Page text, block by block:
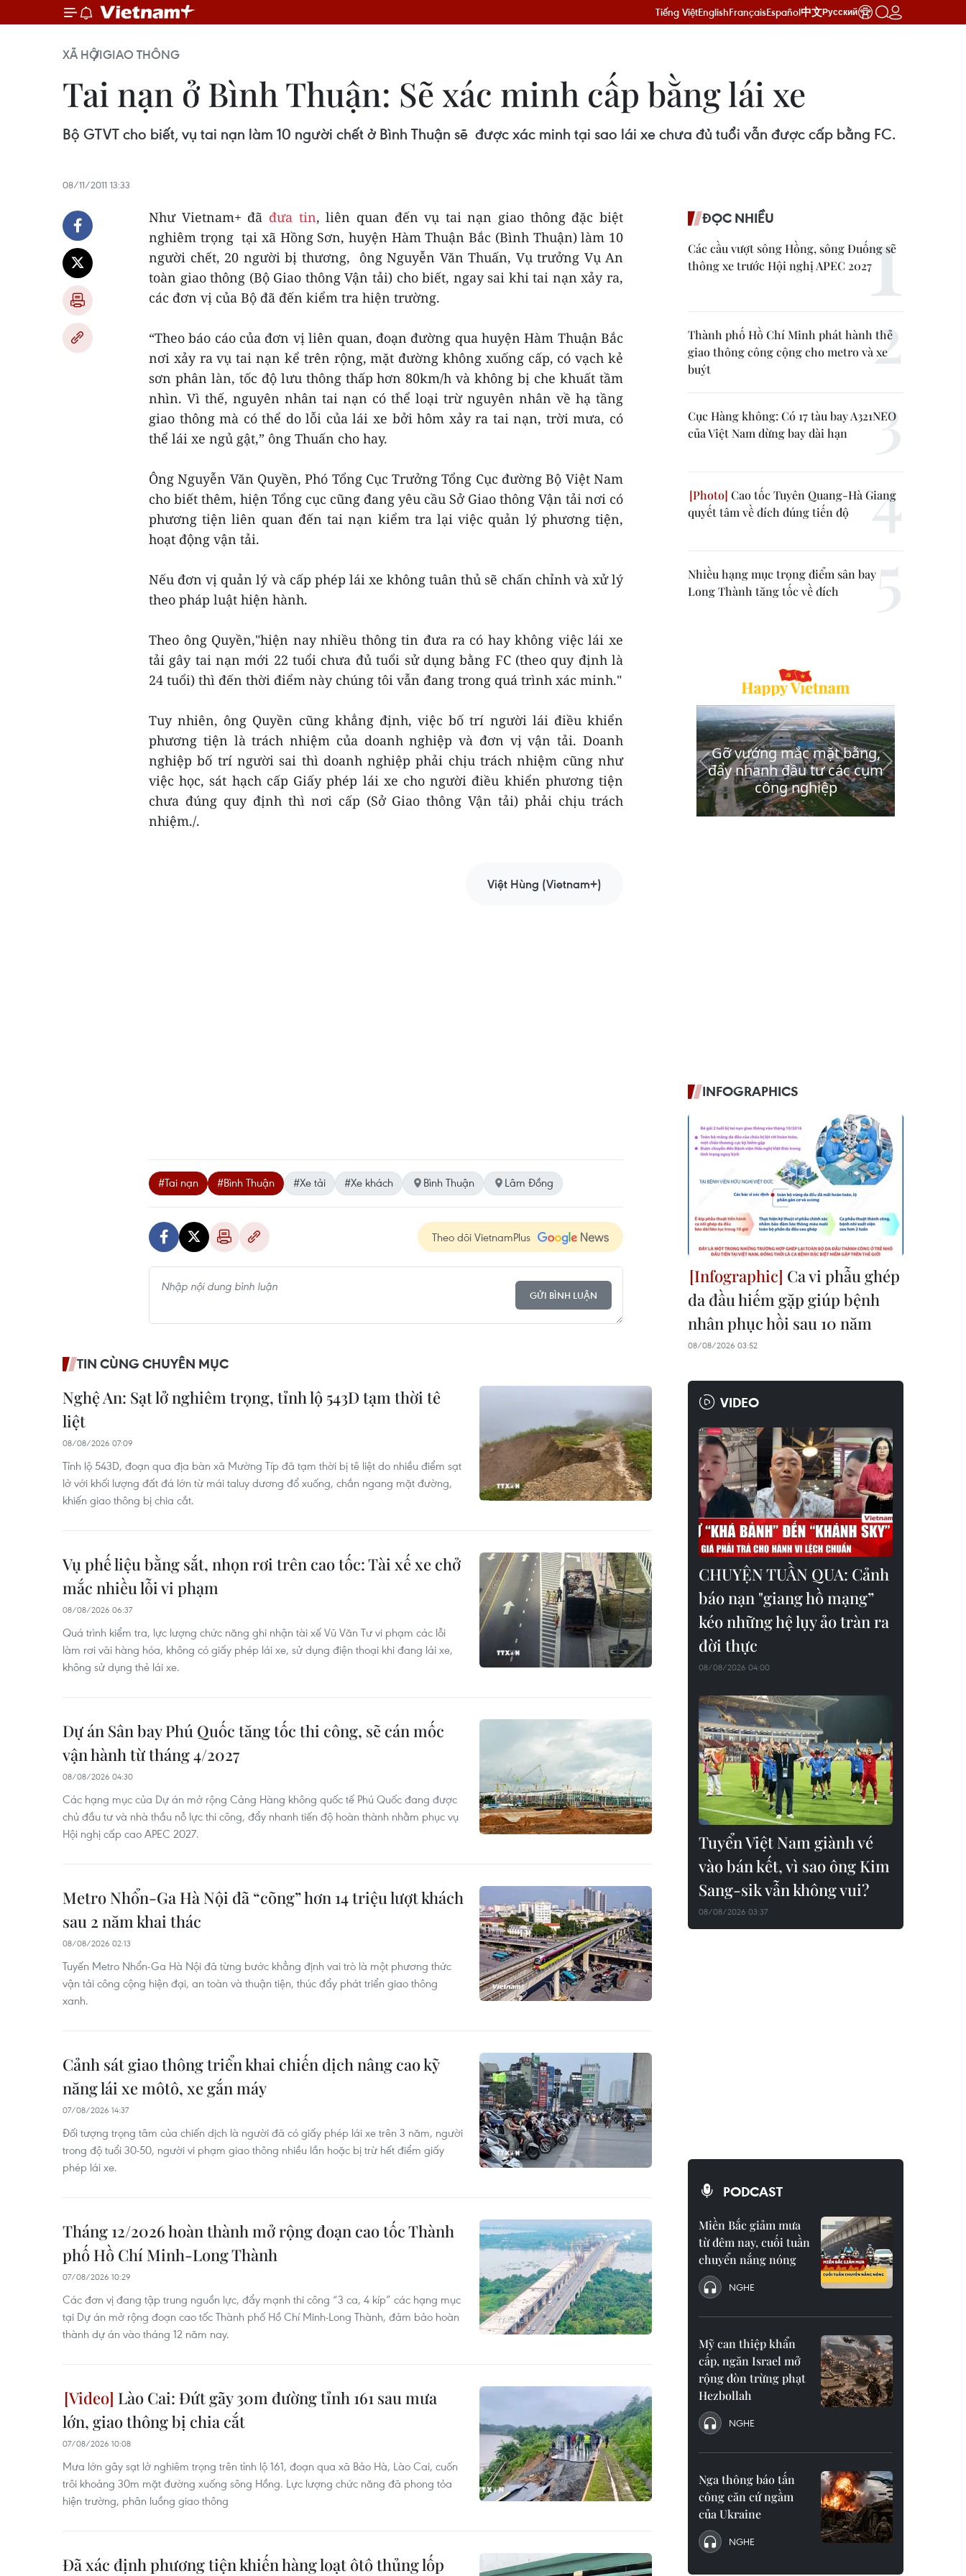
Tiếng ViệtEnglishFrançaisEspañol中文Русский
XÃ HỘIGIAO THÔNG
Tai nạn ở Bình Thuận: Sẽ xác minh cấp bằng lái xe
Bộ GTVT cho biết, vụ tai nạn làm 10 người chết ở Bình Thuận sẽ được xác minh tại sao lái xe chưa đủ tuổi vẫn được cấp bằng FC.
08/11/2011 13:33
Như Vietnam+ đã đưa tin, liên quan đến vụ tai nạn giao thông đặc biệt
nghiêm trọng tại xã Hồng Sơn, huyện Hàm Thuận Bắc (Bình Thuận) làm 10
người chết, 20 người bị thương, ông Nguyễn Văn Thuấn, Vụ trưởng Vụ An
toàn giao thông (Bộ Giao thông Vận tải) cho biết, ngay sai khi tai nạn xảy ra,
các đơn vị của Bộ đã đến kiểm tra hiện trường.
“Theo báo cáo của đơn vị liên quan, đoạn đường qua huyện Hàm Thuận Bắc
nơi xảy ra vụ tai nạn kể trên rộng, mặt đường không xuống cấp, có vạch kẻ
sơn phân làn, tốc độ lưu thông thấp hơn 80km/h và không bị che khuất tầm
nhìn. Vì thế, nguyên nhân tai nạn có thể loại trừ nguyên nhân về hạ tầng
giao thông mà có thể do lỗi của lái xe bởi hôm xảy ra tai nạn, trời mưa, có
thể lái xe ngủ gật,” ông Thuấn cho hay.
Ông Nguyễn Văn Quyền, Phó Tổng Cục Trưởng Tổng Cục đường Bộ Việt Nam
cho biết thêm, hiện Tổng cục cũng đang yêu cầu Sở Giao thông Vận tải nơi có
phương tiện liên quan đến tai nạn kiểm tra lại việc quản lý phương tiện,
hoạt động vận tải.
Nếu đơn vị quản lý và cấp phép lái xe không tuân thủ sẽ chấn chỉnh và xử lý
theo pháp luật hiện hành.
Theo ông Quyền,"hiện nay nhiều thông tin đưa ra có hay không việc lái xe
tải gây tai nạn mới 22 tuổi chưa đủ tuổi sử dụng bằng FC (theo quy định là
24 tuổi) thì đến thời điểm này chúng tôi vẫn đang trong quá trình xác minh."
Tuy nhiên, ông Quyền cũng khẳng định, việc bố trí người lái điều khiển
phương tiện là trách nhiệm của doanh nghiệp và đơn vị vận tải. Doanh
nghiệp bố trí người sai thì doanh nghiệp phải chịu trách nhiệm cũng như
việc học, sát hạch cấp Giấy phép lái xe cho người điều khiển phương tiện
chưa đúng quy định thì nơi cấp (Sở Giao thông Vận tải) phải chịu trách
nhiệm./.
Việt Hùng (Vietnam+)
#Tai nạn #Bình Thuận #Xe tải #Xe khách Bình Thuận Lâm Đồng
Theo dõi VietnamPlus
GỬI BÌNH LUẬN
TIN CÙNG CHUYÊN MỤC
Nghệ An: Sạt lở nghiêm trọng, tỉnh lộ 543D tạm thời tê
liệt
08/08/2026 07:09
Tỉnh lộ 543D, đoạn qua địa bàn xã Mường Típ đã tạm thời bị tê liệt do nhiều điểm sạt
lở với khối lượng đất đá lớn từ mái taluy dương đổ xuống, chắn ngang mặt đường,
khiến giao thông bị chia cắt.
Vụ phế liệu bằng sắt, nhọn rơi trên cao tốc: Tài xế xe chở
mắc nhiều lỗi vi phạm
08/08/2026 06:37
Quá trình kiểm tra, lực lượng chức năng ghi nhận tài xế Vũ Văn Tư vi phạm các lỗi
làm rơi vãi hàng hóa, không có giấy phép lái xe, sử dụng điện thoại khi đang lái xe,
không sử dụng thẻ lái xe.
Dự án Sân bay Phú Quốc tăng tốc thi công, sẽ cán mốc
vận hành từ tháng 4/2027
08/08/2026 04:30
Các hạng mục của Dự án mở rộng Cảng Hàng không quốc tế Phú Quốc đang được
chủ đầu tư và nhà thầu nỗ lực thi công, đẩy nhanh tiến độ hoàn thành nhằm phục vụ
Hội nghị cấp cao APEC 2027.
Metro Nhổn-Ga Hà Nội đã “cõng” hơn 14 triệu lượt khách
sau 2 năm khai thác
08/08/2026 02:13
Tuyến Metro Nhổn-Ga Hà Nội đã từng bước khẳng định vai trò là một phương thức
vận tải công cộng hiện đại, an toàn và thuận tiện, thúc đẩy phát triển giao thông
xanh.
Cảnh sát giao thông triển khai chiến dịch nâng cao kỹ
năng lái xe môtô, xe gắn máy
07/08/2026 14:37
Đối tượng trọng tâm của chiến dịch là người đã có giấy phép lái xe trên 3 năm, người
trong độ tuổi 30-50, người vi phạm giao thông nhiều lần hoặc bị trừ hết điểm giấy
phép lái xe.
Tháng 12/2026 hoàn thành mở rộng đoạn cao tốc Thành
phố Hồ Chí Minh-Long Thành
07/08/2026 10:29
Các đơn vị đang tập trung nguồn lực, đẩy mạnh thi công “3 ca, 4 kíp” các hạng mục
tại Dự án mở rộng đoạn cao tốc Thành phố Hồ Chí Minh-Long Thành, đảm bảo hoàn
thành dự án vào tháng 12 năm nay.
Lào Cai: Đứt gãy 30m đường tỉnh 161 sau mưa
lớn, giao thông bị chia cắt
07/08/2026 10:08
Mưa lớn gây sạt lở nghiêm trọng trên tỉnh lộ 161, đoạn qua xã Bảo Hà, Lào Cai, cuốn
trôi khoảng 30m mặt đường xuống sông Hồng. Lực lượng chức năng đã phong tỏa
hiện trường, phân luồng giao thông
Đã xác định phương tiện khiến hàng loạt ôtô thủng lốp
ĐỌC NHIỀU
Các cầu vượt sông Hồng, sông Đuống sẽ
thông xe trước Hội nghị APEC 2027
Thành phố Hồ Chí Minh phát hành thẻ
giao thông công cộng cho metro và xe
buýt
Cục Hàng không: Có 17 tàu bay A321NEO
của Việt Nam dừng bay dài hạn
Cao tốc Tuyên Quang-Hà Giang
quyết tâm về đích đúng tiến độ
Nhiều hạng mục trọng điểm sân bay
Long Thành tăng tốc về đích
INFOGRAPHICS
Ca vi phẫu ghép
da đầu hiếm gặp giúp bệnh
nhân phục hồi sau 10 năm
08/08/2026 03:52
VIDEO
CHUYỆN TUẦN QUA: Cảnh
báo nạn "giang hồ mạng”
kéo những hệ lụy ảo tràn ra
đời thực
08/08/2026 04:00
Tuyển Việt Nam giành vé
vào bán kết, vì sao ông Kim
Sang-sik vẫn không vui?
08/08/2026 03:37
PODCAST
Miền Bắc giảm mưa
từ đêm nay, cuối tuần
chuyển nắng nóng
NGHE
Mỹ can thiệp khẩn
cấp, ngăn Israel mở
rộng đòn trừng phạt
Hezbollah
NGHE
Nga thông báo tấn
công căn cứ ngầm
của Ukraine
NGHE